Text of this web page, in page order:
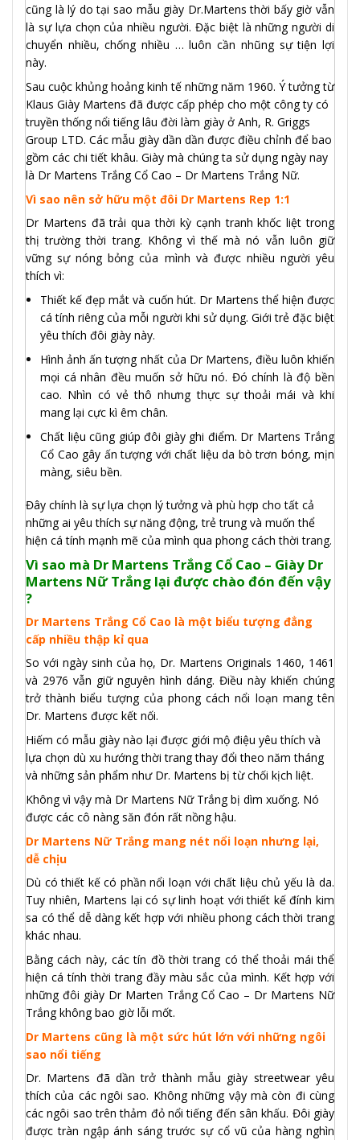
cũng là lý do tại sao mẫu giày Dr.Martens thời bấy giờ vẫn
là sự lựa chọn của nhiều người. Đặc biệt là những người di
chuyển nhiều, chống nhiều … luôn cần nhũng sự tiện lợi
này.
Sau cuộc khủng hoảng kinh tế những năm 1960. Ý tưởng từ
Klaus Giày Martens đã được cấp phép cho một công ty có
truyền thốngnổi tiếng lâu đời làm giày ở Anh, R. Griggs
Group LTD. Các mẫu giày dần dần được điều chỉnh để bao
gồm các chi tiết khâu. Giày mà chúng ta sử dụng ngày nay
là Dr Martens Trắng Cổ Cao – Dr Martens Trắng Nữ.
Vì sao nên sở hữu một đôi Dr Martens Rep 1:1
Dr Martens đã trải qua thời kỳ cạnh tranh khốc liệt trong
thị trường thời trang. Không vì thế mà nó vẫn luôn giữ
vững sự nóng bỏng của mình và được nhiều người yêu
thích vì:
Thiết kế đẹp mắt và cuốn hút. Dr Martens thể hiện được
cá tính riêng của mỗi người khi sử dụng. Giới trẻ đặc biệt
yêu thích đôi giày này.
Hình ảnh ấn tượng nhất của Dr Martens, điều luôn khiến
mọi cá nhân đều muốn sở hữu nó. Đó chính là độ bền
cao. Nhìn có vẻ thô nhưng thực sự thoải mái và khi
mang lại cực kì êm chân.
Chất liệu cũng giúp đôi giày ghi điểm. Dr Martens Trắng
Cổ Cao gây ấn tượng với chất liệu da bò trơn bóng, mịn
màng, siêu bền.
Đây chính là sự lựa chọn lý tưởng và phù hợp cho tất cả
những ai yêu thích sự năng động, trẻ trung và muốn thể
hiện cá tính mạnh mẽ của mình qua phong cách thời trang.
Vì sao mà Dr Martens Trắng Cổ Cao – Giày Dr
Martens Nữ Trắng lại được chào đón đến vậy
?
Dr Martens Trắng Cổ Cao là một biểu tượng đẳng
cấp nhiều thập kỉ qua
So với ngày sinh của họ, Dr. Martens Originals 1460, 1461
và 2976 vẫn giữ nguyên hình dáng. Điều này khiến chúng
trở thành biểu tượng của phong cách nổi loạn mang tên
Dr. Martens được kết nối.
Hiếm có mẫu giày nào lại được giới mộ điệu yêu thích và
lựa chọn dù xu hướng thời trang thay đổi theo năm tháng
và những sản phẩm như Dr. Martens bị từ chối kịch liệt.
Không vì vậy mà Dr Martens Nữ Trắng bị dìm xuống. Nó
được các cô nàng săn đón rất nồng hậu.
Dr Martens Nữ Trắng mang nét nổi loạn nhưng lại,
dễ chịu
Dù có thiết kế có phần nổi loạn với chất liệu chủ yếu là da.
Tuy nhiên, Martens lại có sự linh hoạt với thiết kế đính kim
sa có thể dễ dàng kết hợp với nhiều phong cách thời trang
khác nhau.
Bằng cách này, các tín đồ thời trang có thể thoải mái thể
hiện cá tính thời trang đầy màu sắc của mình. Kết hợp với
những đôi giày Dr Marten Trắng Cổ Cao – Dr Martens Nữ
Trắng không bao giờ lỗi mốt.
Dr Martens cũng là một sức hút lớn với những ngôi
sao nổi tiếng
Dr. Martens đã dần trở thành mẫu giày streetwear yêu
thích của các ngôi sao. Không những vậy mà còn đi cùng
các ngôi sao trên thảm đỏ nổi tiếng đến sân khấu. Đôi giày
được tràn ngập ánh sáng trước sự cổ vũ của hàng nghìn